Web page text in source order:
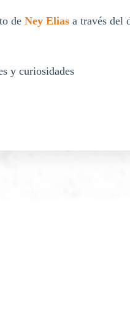
de Ney Elias a través del
y curiosidades